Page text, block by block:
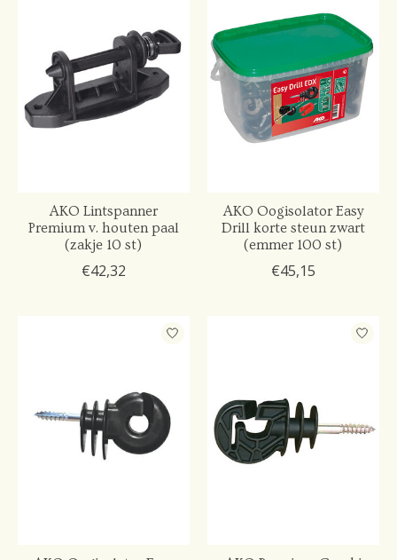
AKO Lintspanner
Premium v. houten paal
(zakje 10 st)
€42,32
AKO Oogisolator Easy
Drill korte steun zwart
(emmer 100 st)
€45,15